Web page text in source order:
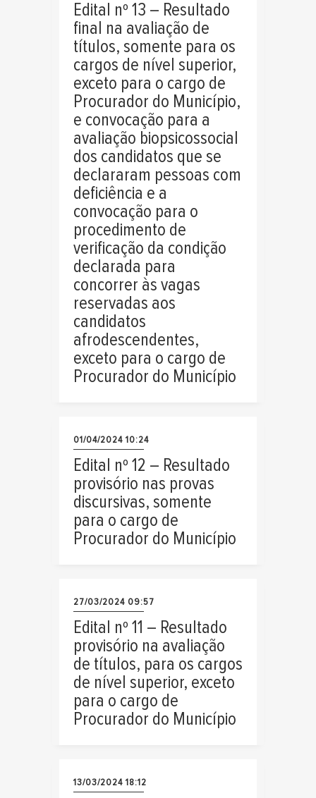
Edital nº 13 – Resultado
final na avaliação de
títulos, somente para os
cargos de nível superior,
exceto para o cargo de
Procurador do Município,
e convocação para a
avaliação biopsicossocial
dos candidatos que se
declararam pessoas com
deficiência e a
convocação para o
procedimento de
verificação da condição
declarada para
concorrer às vagas
reservadas aos
candidatos
afrodescendentes,
exceto para o cargo de
Procurador do Município
01/04/2024 10:24
Edital nº 12 – Resultado
provisório nas provas
discursivas, somente
para o cargo de
Procurador do Município
27/03/2024 09:57
Edital nº 11 – Resultado
provisório na avaliação
de títulos, para os cargos
de nível superior, exceto
para o cargo de
Procurador do Município
13/03/2024 18:12